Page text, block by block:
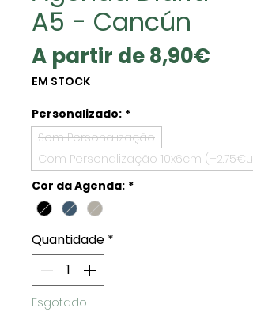
A5 - Cancún
A partir de8,90€
EM STOCK
Personalizado: *
Sem Personalização
Com Personalização 10x6cm
Cor da Agenda: *
Quantidade *
Esgotado